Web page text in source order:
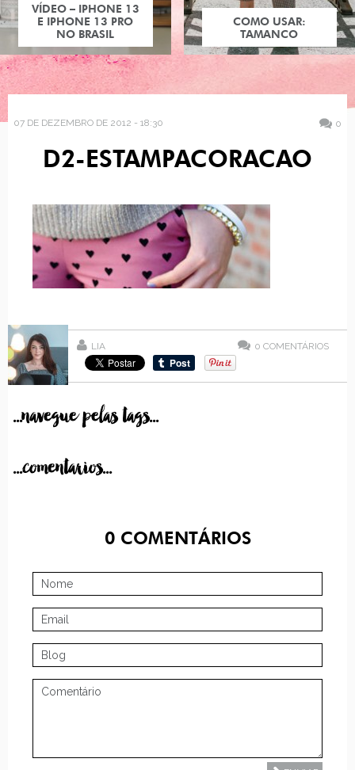
VÍDEO – IPHONE 13
E IPHONE 13 PRO
NO BRASIL
COMO USAR:
TAMANCO
07 DE DEZEMBRO DE 2012 - 18:30 0
D2-ESTAMPACORACAO
LIA 0 COMENTÁRIOS
...navegue pelas tags...
...comentarios...
0COMENTÁRIOS